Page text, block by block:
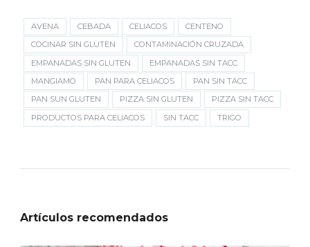
AVENA CEBADA CELIACOS
CENTENO
COCINAR SIN GLUTEN
CONTAMINACIÓN CRUZADA
EMPANADAS SIN GLUTEN
EMPANADAS SIN TACC
MANGIAMO
PAN PARA CELIACOS
PAN SIN TACC
PAN SUN GLUTEN
PIZZA SIN GLUTEN
PIZZA SIN TACC
PRODUCTOS PARA CELIACOS
SIN TACC TRIGO
Artículos recomendados